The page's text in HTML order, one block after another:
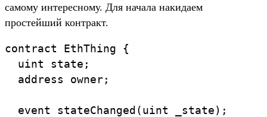
самому интересному. Для начала накидаем
простейший контракт.
contract EthThing {
  uint state;
  address owner;
  event stateChanged(uint _state);